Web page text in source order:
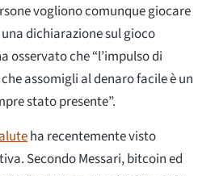
vogliono comunque giocare
dichiarazione sul gioco
osservato che “l’impulso di
assomigli al denaro facile è un
stato presente”.
ha recentemente visto
Secondo Messari, bitcoin ed